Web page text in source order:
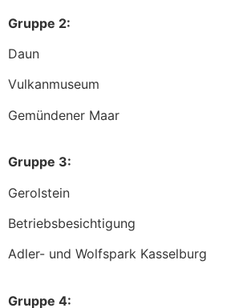
Gruppe 2:
Daun
Vulkanmuseum
Gemündener Maar
Gruppe 3:
Gerolstein
Betriebsbesichtigung
Adler- und Wolfspark Kasselburg
Gruppe 4: